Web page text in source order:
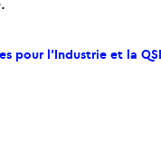
pour l'Industrie et la